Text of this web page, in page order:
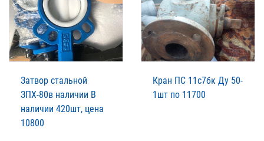
Затвор стальной
ЗПХ-80в наличии В
наличии 420шт, цена
10800
Кран ПС 11с7бк Ду 50-
1шт по 11700